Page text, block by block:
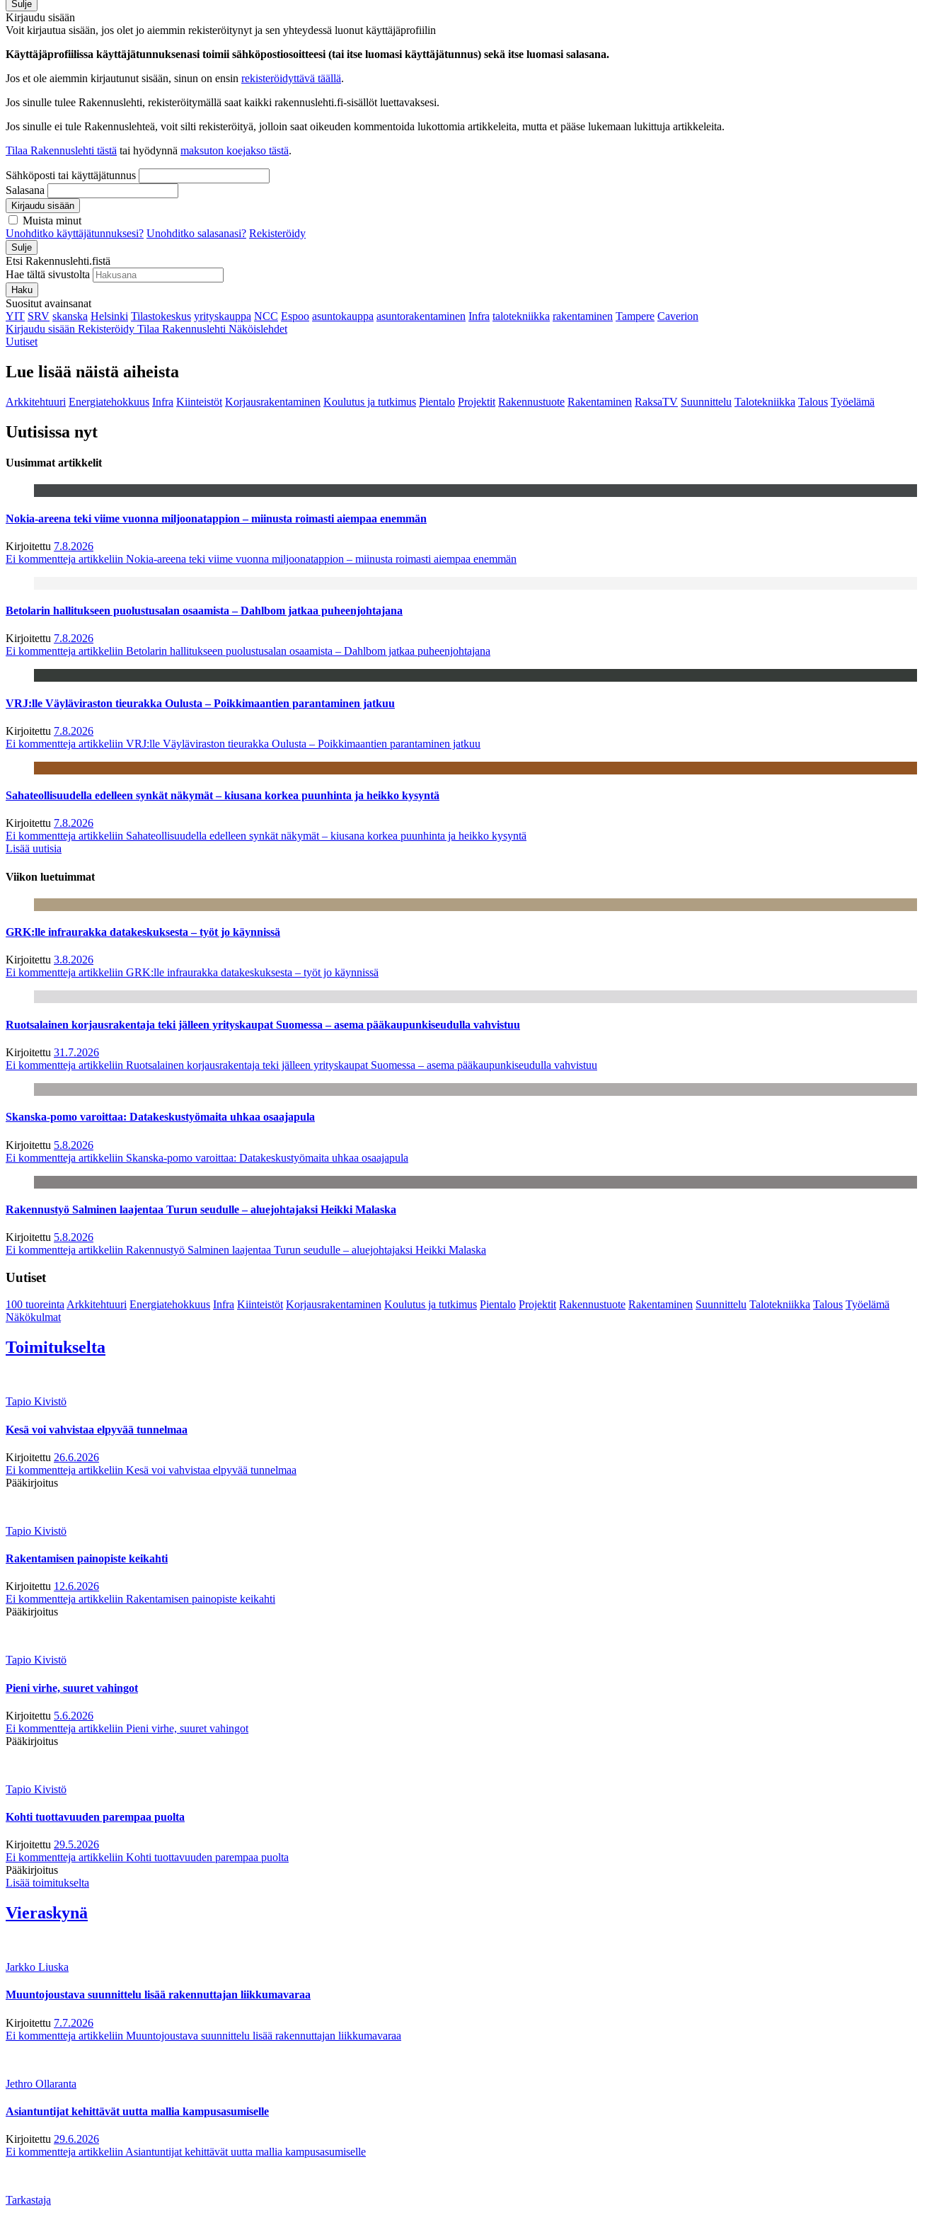
Sulje
Kirjaudu sisään
Voit kirjautua sisään, jos olet jo aiemmin rekisteröitynyt ja sen yhteydessä luonut käyttäjäprofiilin
Käyttäjäprofiilissa käyttäjätunnuksenasi toimii sähköpostiosoitteesi (tai itse luomasi käyttäjätunnus) sekä itse luomasi salasana.
Jos et ole aiemmin kirjautunut sisään, sinun on ensin rekisteröidyttävä täällä.
Jos sinulle tulee Rakennuslehti, rekisteröitymällä saat kaikki rakennuslehti.fi-sisällöt luettavaksesi.
Jos sinulle ei tule Rakennuslehteä, voit silti rekisteröityä, jolloin saat oikeuden kommentoida lukottomia artikkeleita, mutta et pääse lukemaan lukittuja artikkeleita.
Tilaa Rakennuslehti tästä tai hyödynnä maksuton koejakso tästä.
Sähköposti tai käyttäjätunnus
Salasana
Kirjaudu sisään
Muista minut
Unohditko käyttäjätunnuksesi? Unohditko salasanasi? Rekisteröidy
Sulje
Etsi Rakennuslehti.fistä
Hae tältä sivustolta
Haku
Suositut avainsanat
YIT SRV skanska Helsinki Tilastokeskus yrityskauppa NCC Espoo asuntokauppa asuntorakentaminen Infra talotekniikka rakentaminen Tampere Caverion
Kirjaudu sisään Rekisteröidy Tilaa Rakennuslehti Näköislehdet
Uutiset
Lue lisää näistä aiheista
Arkkitehtuuri Energiatehokkuus Infra Kiinteistöt Korjausrakentaminen Koulutus ja tutkimus Pientalo Projektit Rakennustuote Rakentaminen RaksaTV Suunnittelu Talotekniikka Talous Työelämä
Uutisissa nyt
Uusimmat artikkelit
Nokia-areena teki viime vuonna miljoonatappion – miinusta roimasti aiempaa enemmän
Kirjoitettu 7.8.2026
Ei kommentteja artikkeliin Nokia-areena teki viime vuonna miljoonatappion – miinusta roimasti aiempaa enemmän
Betolarin hallitukseen puolustusalan osaamista – Dahlbom jatkaa puheenjohtajana
Kirjoitettu 7.8.2026
Ei kommentteja artikkeliin Betolarin hallitukseen puolustusalan osaamista – Dahlbom jatkaa puheenjohtajana
VRJ:lle Väyläviraston tieurakka Oulusta – Poikkimaantien parantaminen jatkuu
Kirjoitettu 7.8.2026
Ei kommentteja artikkeliin VRJ:lle Väyläviraston tieurakka Oulusta – Poikkimaantien parantaminen jatkuu
Sahateollisuudella edelleen synkät näkymät – kiusana korkea puunhinta ja heikko kysyntä
Kirjoitettu 7.8.2026
Ei kommentteja artikkeliin Sahateollisuudella edelleen synkät näkymät – kiusana korkea puunhinta ja heikko kysyntä
Lisää uutisia
Viikon luetuimmat
GRK:lle infraurakka datakeskuksesta – työt jo käynnissä
Kirjoitettu 3.8.2026
Ei kommentteja artikkeliin GRK:lle infraurakka datakeskuksesta – työt jo käynnissä
Ruotsalainen korjausrakentaja teki jälleen yrityskaupat Suomessa – asema pääkaupunkiseudulla vahvistuu
Kirjoitettu 31.7.2026
Ei kommentteja artikkeliin Ruotsalainen korjausrakentaja teki jälleen yrityskaupat Suomessa – asema pääkaupunkiseudulla vahvistuu
Skanska-pomo varoittaa: Datakeskustyömaita uhkaa osaajapula
Kirjoitettu 5.8.2026
Ei kommentteja artikkeliin Skanska-pomo varoittaa: Datakeskustyömaita uhkaa osaajapula
Rakennustyö Salminen laajentaa Turun seudulle – aluejohtajaksi Heikki Malaska
Kirjoitettu 5.8.2026
Ei kommentteja artikkeliin Rakennustyö Salminen laajentaa Turun seudulle – aluejohtajaksi Heikki Malaska
Uutiset
100 tuoreintaArkkitehtuuri Energiatehokkuus Infra Kiinteistöt Korjausrakentaminen Koulutus ja tutkimus Pientalo Projektit Rakennustuote Rakentaminen Suunnittelu Talotekniikka Talous Työelämä
Näkökulmat
Toimitukselta
Tapio Kivistö
Kesä voi vahvistaa elpyvää tunnelmaa
Kirjoitettu 26.6.2026
Ei kommentteja artikkeliin Kesä voi vahvistaa elpyvää tunnelmaa
Pääkirjoitus
Tapio Kivistö
Rakentamisen painopiste keikahti
Kirjoitettu 12.6.2026
Ei kommentteja artikkeliin Rakentamisen painopiste keikahti
Pääkirjoitus
Tapio Kivistö
Pieni virhe, suuret vahingot
Kirjoitettu 5.6.2026
Ei kommentteja artikkeliin Pieni virhe, suuret vahingot
Pääkirjoitus
Tapio Kivistö
Kohti tuottavuuden parempaa puolta
Kirjoitettu 29.5.2026
Ei kommentteja artikkeliin Kohti tuottavuuden parempaa puolta
Pääkirjoitus
Lisää toimitukselta
Vieraskynä
Jarkko Liuska
Muuntojoustava suunnittelu lisää rakennuttajan liikkumavaraa
Kirjoitettu 7.7.2026
Ei kommentteja artikkeliin Muuntojoustava suunnittelu lisää rakennuttajan liikkumavaraa
Jethro Ollaranta
Asiantuntijat kehittävät uutta mallia kampusasumiselle
Kirjoitettu 29.6.2026
Ei kommentteja artikkeliin Asiantuntijat kehittävät uutta mallia kampusasumiselle
Tarkastaja